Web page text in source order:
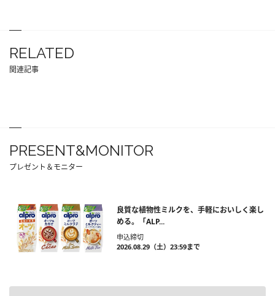
RELATED
関連記事
PRESENT&MONITOR
プレゼント＆モニター
良質な植物性ミルクを、手軽においしく楽し
める。「ALP...
申込締切
2026.08.29（土）23:59まで